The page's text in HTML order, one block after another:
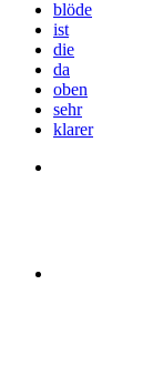
blöde
ist
die
da
oben
sehr
klarer